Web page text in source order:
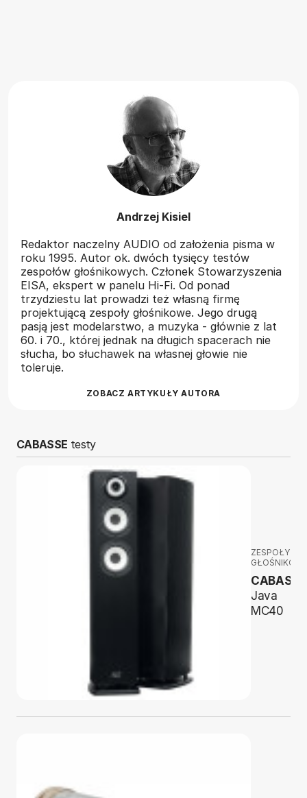
Andrzej Kisiel
Redaktor naczelny AUDIO od założenia pisma w
roku 1995. Autor ok. dwóch tysięcy testów
zespołów głośnikowych. Członek Stowarzyszenia
EISA, ekspert w panelu Hi-Fi. Od ponad
trzydziestu lat prowadzi też własną firmę
projektującą zespoły głośnikowe. Jego drugą
pasją jest modelarstwo, a muzyka - głównie z lat
60. i 70., której jednak na długich spacerach nie
słucha, bo słuchawek na własnej głowie nie
toleruje.
ZOBACZ ARTYKUŁY AUTORA
CABASSE testy
ZESPOŁY
CABASSE
Java
MC40